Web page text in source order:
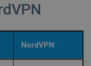
NordVPN